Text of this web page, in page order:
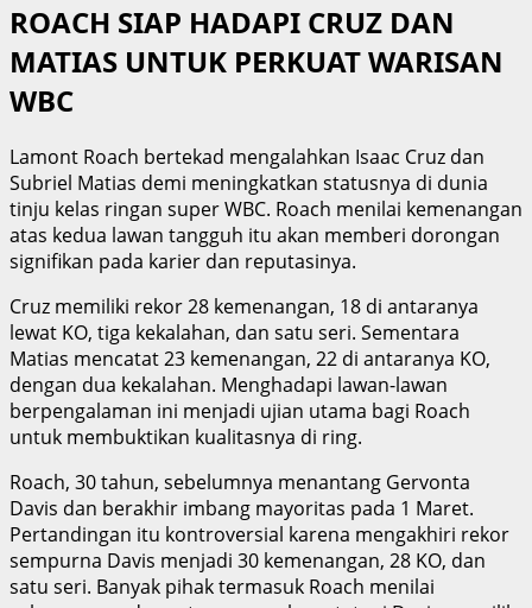
ROACH SIAP HADAPI CRUZ DAN
MATIAS UNTUK PERKUAT WARISAN
WBC
Lamont Roach bertekad mengalahkan Isaac Cruz dan
Subriel Matias demi meningkatkan statusnya di dunia
tinju kelas ringan super WBC. Roach menilai kemenangan
atas kedua lawan tangguh itu akan memberi dorongan
signifikan pada karier dan reputasinya.
Cruz memiliki rekor 28 kemenangan, 18 di antaranya
lewat KO, tiga kekalahan, dan satu seri. Sementara
Matias mencatat 23 kemenangan, 22 di antaranya KO,
dengan dua kekalahan. Menghadapi lawan-lawan
berpengalaman ini menjadi ujian utama bagi Roach
untuk membuktikan kualitasnya di ring.
Roach, 30 tahun, sebelumnya menantang Gervonta
Davis dan berakhir imbang mayoritas pada 1 Maret.
Pertandingan itu kontroversial karena mengakhiri rekor
sempurna Davis menjadi 30 kemenangan, 28 KO, dan
satu seri. Banyak pihak termasuk Roach menilai